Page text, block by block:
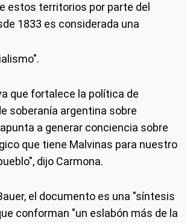
estos territorios por parte del
1833 es considerada una
que fortalece la política de
soberanía argentina sobre
a generar conciencia sobre
que tiene Malvinas para nuestro
dijo Carmona.
el documento es una "síntesis
conforman "un eslabón más de la